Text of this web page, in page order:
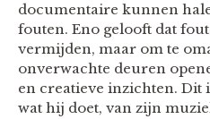
documentaire kunnen
fouten. Eno gelooft dat
vermijden, maar om te
onverwachte deuren
en creatieve inzichten. Dit
wat hij doet, van zijn